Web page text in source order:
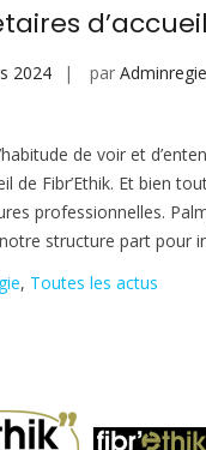
2024 par Adminregie
de voir et
de Fibr’Ethik. Et bien
professionnelles.
structure part pour
, Toutes les actus